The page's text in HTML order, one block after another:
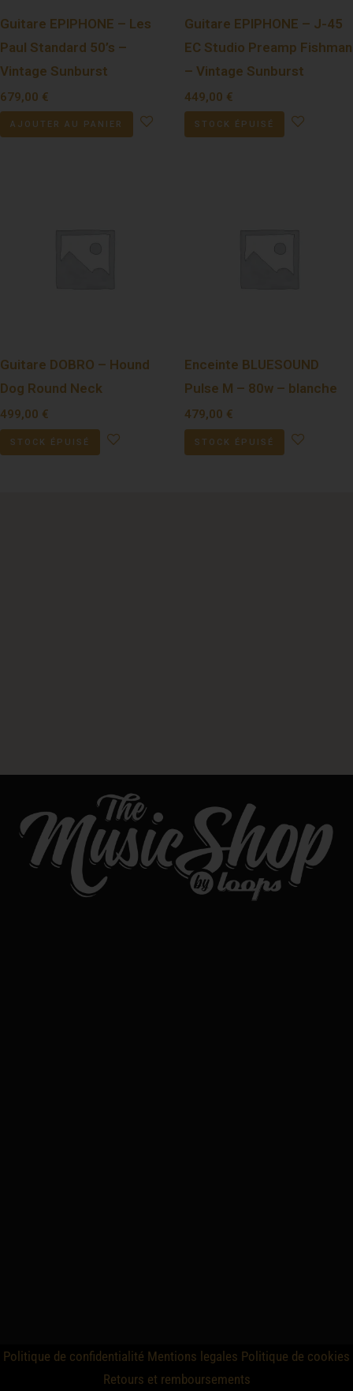
Guitare EPIPHONE – Les
Paul Standard 50’s –
Vintage Sunburst
679,00 €
AJOUTER AU PANIER
Guitare EPIPHONE – J-45
EC Studio Preamp Fishman
– Vintage Sunburst
449,00 €
STOCK ÉPUISÉ
Guitare DOBRO – Hound
Dog Round Neck
499,00 €
STOCK ÉPUISÉ
Enceinte BLUESOUND
Pulse M – 80w – blanche
479,00 €
STOCK ÉPUISÉ
Politique de confidentialité Mentions legales Politique de cookies
Retours et remboursements